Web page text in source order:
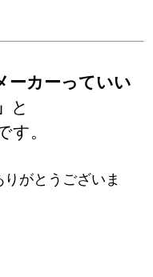
ーカーっていい
と
す。
がとうございま